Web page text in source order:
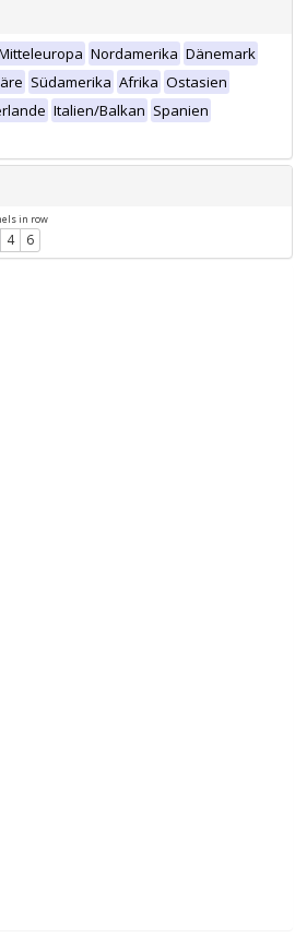
Nordamerika Dänemark
Südamerika Afrika Ostasien
Italien/Balkan Spanien
in row
4 6